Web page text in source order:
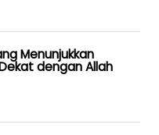
Menunjukkan
dengan Allah